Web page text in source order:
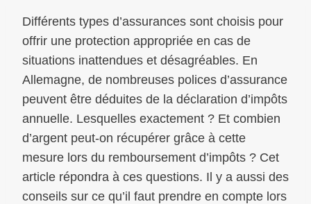
Différents types d’assurances sont choisis pour
offrir une protection appropriée en cas de
situations inattendues et désagréables. En
Allemagne, de nombreuses polices d’assurance
peuvent être déduites de la déclaration d’impôts
annuelle. Lesquelles exactement ? Et combien
d’argent peut-on récupérer grâce à cette
mesure lors du remboursement d’impôts ? Cet
article répondra à ces questions. Il y a aussi des
conseils sur ce qu’il faut prendre en compte lors